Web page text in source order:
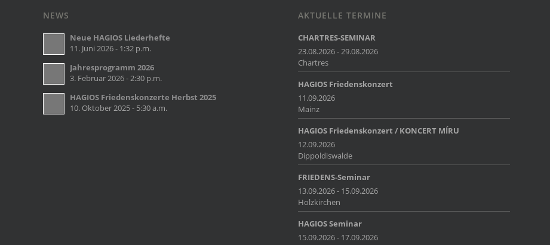
NEWS
Neue HAGIOS Liederhefte
11. Juni 2026 - 1:32 p.m.
Jahresprogramm 2026
3. Februar 2026 - 2:30 p.m.
HAGIOS Friedenskonzerte Herbst 2025
10. Oktober 2025 - 5:30 a.m.
AKTUELLE TERMINE
CHARTRES-SEMINAR
23.08.2026 - 29.08.2026
Chartres
HAGIOS Friedenskonzert
11.09.2026
Mainz
HAGIOS Friedenskonzert / KONCERT MÍRU
12.09.2026
Dippoldiswalde
FRIEDENS-Seminar
13.09.2026 - 15.09.2026
Holzkirchen
HAGIOS Seminar
15.09.2026 - 17.09.2026